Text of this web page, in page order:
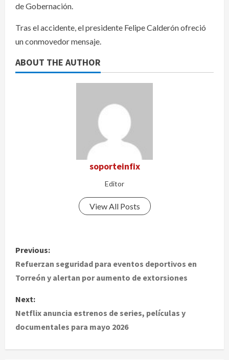
de Gobernación.
Tras el accidente, el presidente Felipe Calderón ofreció
un conmovedor mensaje.
ABOUT THE AUTHOR
soporteinfix
Editor
View All Posts
P
o
t
n
a
Previous:
Refuerzan seguridad para eventos deportivos en
Torreón y alertan por aumento de extorsiones
Next:
Netflix anuncia estrenos de series, películas y
documentales para mayo 2026